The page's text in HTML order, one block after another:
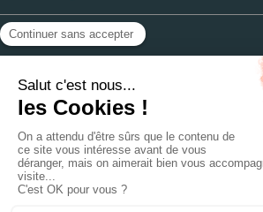
Nous trouver
59190 Hazebrouck
Du lundi au jeudi : 8h30-12h30 // 14h-18h
Le vendredi : 8h30-12h30 // 14h-17h